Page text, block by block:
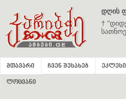
დღის
†
მთავარი ჩვენ შესახებ
ლოცვანი